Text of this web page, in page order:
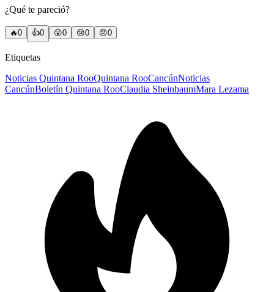
¿Qué te pareció?
🔥0 👍0 😲0 😢0 😠0
Etiquetas
Noticias Quintana RooQuintana RooCancúnNoticias
CancúnBoletín Quintana RooClaudia SheinbaumMara Lezama